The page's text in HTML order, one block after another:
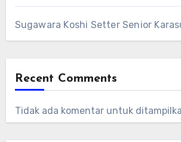
Sugawara Koshi Setter Senior
Recent Comments
Tidak ada komentar untuk